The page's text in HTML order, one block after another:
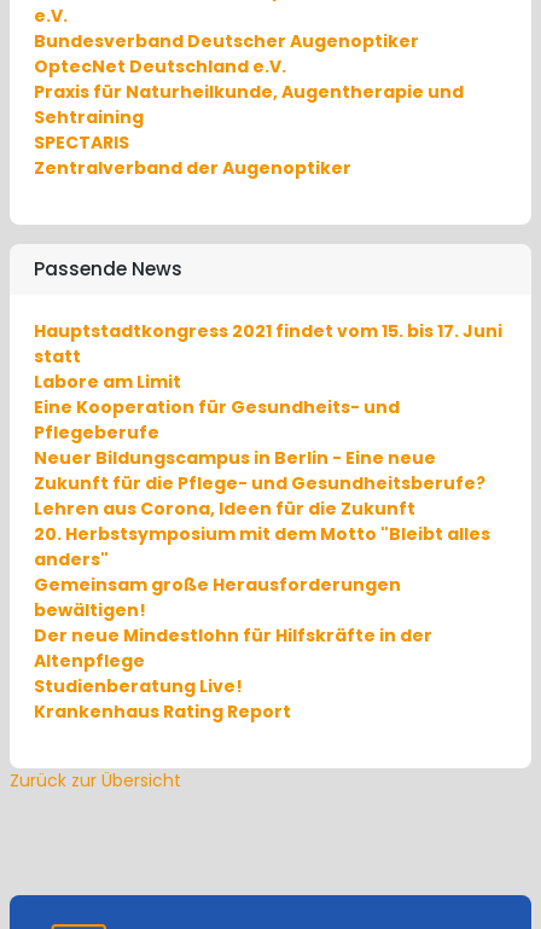
e.V.
Bundesverband Deutscher Augenoptiker
OptecNet Deutschland e.V.
Praxis für Naturheilkunde, Augentherapie und
Sehtraining
SPECTARIS
Zentralverband der Augenoptiker
Passende News
Hauptstadtkongress 2021 findet vom 15. bis 17. Juni
statt
Labore am Limit
Eine Kooperation für Gesundheits- und
Pflegeberufe
Neuer Bildungscampus in Berlin - Eine neue
Zukunft für die Pflege- und Gesundheitsberufe?
Lehren aus Corona, Ideen für die Zukunft
20. Herbstsymposium mit dem Motto "Bleibt alles
anders"
Gemeinsam große Herausforderungen
bewältigen!
Der neue Mindestlohn für Hilfskräfte in der
Altenpflege
Studienberatung Live!
Krankenhaus Rating Report
Zurück zur Übersicht